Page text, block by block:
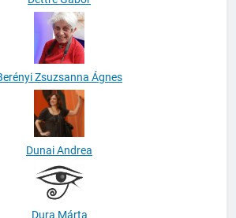
Dettre Gábor
Berényi Zsuzsanna Ágnes
Dunai Andrea